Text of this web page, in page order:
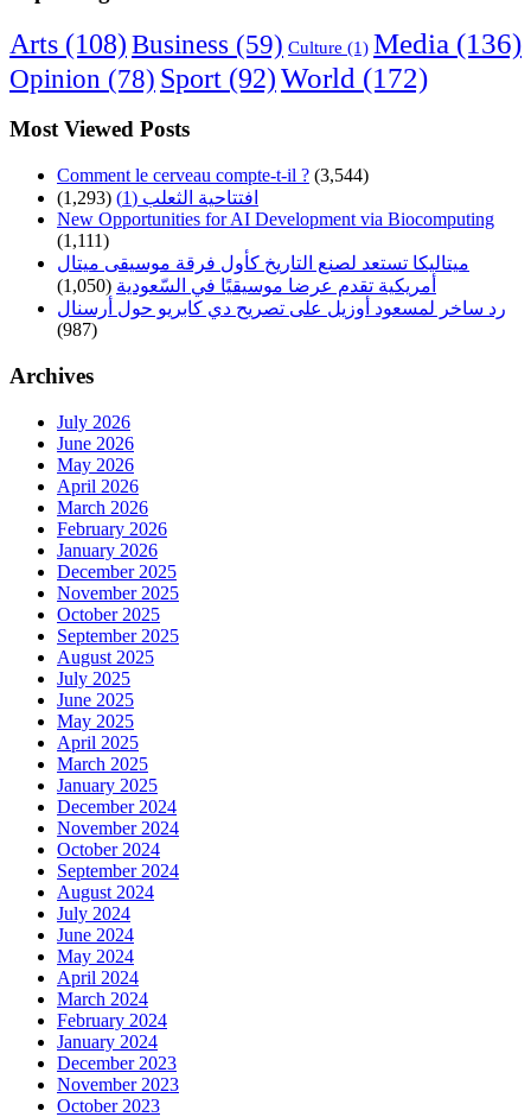
Arts (108) Business (59) Culture (1) Media (136)
Opinion (78) Sport (92)World (172)
Most Viewed Posts
Comment le cerveau compte-t-il ? (3,544)
افتتاحية الثعلب (1)
(1,293)
New Opportunities for AI Development via Biocomputing
(1,111)
ميتاليكا تستعد لصنع التاريخ كأول فرقة موسيقى ميتال
أمريكية تقدم عرضا موسيقيًا في السّعودية (1,050)
رد ساخر لمسعود أوزيل على تصريح دي كابريو حول أرسنال
(987)
Archives
July 2026
June 2026
May 2026
April 2026
March 2026
February 2026
January 2026
December 2025
November 2025
October 2025
September 2025
August 2025
July 2025
June 2025
May 2025
April 2025
March 2025
January 2025
December 2024
November 2024
October 2024
September 2024
August 2024
July 2024
June 2024
May 2024
April 2024
March 2024
February 2024
January 2024
December 2023
November 2023
October 2023